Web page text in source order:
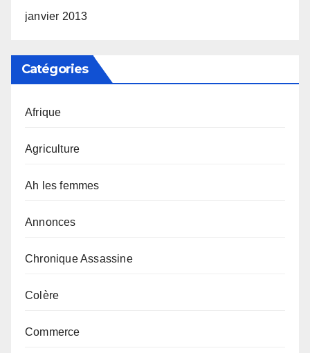
janvier 2013
Catégories
Afrique
Agriculture
Ah les femmes
Annonces
Chronique Assassine
Colère
Commerce